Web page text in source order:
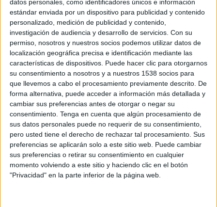
datos personales, como identificadores únicos e información
estándar enviada por un dispositivo para publicidad y contenido
personalizado, medición de publicidad y contenido,
investigación de audiencia y desarrollo de servicios. Con su
permiso, nosotros y nuestros socios podemos utilizar datos de
localización geográfica precisa e identificación mediante las
características de dispositivos. Puede hacer clic para otorgarnos
su consentimiento a nosotros y a nuestros 1538 socios para
que llevemos a cabo el procesamiento previamente descrito. De
forma alternativa, puede acceder a información más detallada y
cambiar sus preferencias antes de otorgar o negar su
consentimiento. Tenga en cuenta que algún procesamiento de
sus datos personales puede no requerir de su consentimiento,
pero usted tiene el derecho de rechazar tal procesamiento. Sus
preferencias se aplicarán solo a este sitio web. Puede cambiar
sus preferencias o retirar su consentimiento en cualquier
momento volviendo a este sitio y haciendo clic en el botón
"Privacidad" en la parte inferior de la página web.
a las 220 empresas y más de 600 marcas que se
integran en la asociación
Asimismo, en este encuentro se ha renovado el
Consejo Directivo que designa al Comité
Ejecutivo y define el plan de acción. El Consejo ha
quedado constituido por las siguientes
compañías: ANEFP, Asociación Española de
Fabricantes de Juguetes, BBVA, BP Oil España,
Banco Santander, Bankinter, CaixaBank,
Campofrío Food Group, Central Lechera
Asturiana Corporación Peñasanta Alimentaria,
Cepsa, Coca-Cola, Danone, Diageo, El Corte
Inglés, Endesa, Ferrero Ibérica, Gallina Blanca,
Henkel Ibérica, Iberdrola, Idilia Foods, ING, Kia
Motors Iberia, L'Oreal España, LaLiga, Mahou